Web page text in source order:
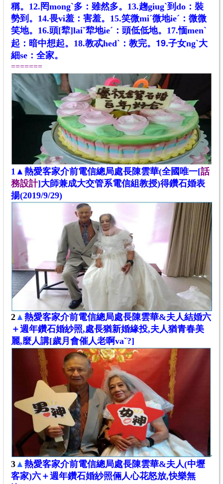
稱。 12.罔mongˋ多：雖然多。 13.趜giugˋ到do：裝
勢到。 14.畏vi羞：害羞。 15.笑微miˊ微地ieˊ：微微
笑地。 16.頭[犂]laiˇ犂地ieˊ：頭低低地。 17.愐menˋ
起：暗中想起。 18.教忒hedˋ：教完。 19.子女ngˋ大
細se：全家。
=======
1▲熱愛客家介前電信總局處長陳雲華(全國唯一[話
務設計]大師兼成大交管系電信組教授)得鑽石婚表
揚(2019/9/29)
2▲ 熱愛客家介前電信總局處長陳雲華&夫人結婚六
＋週年鑽石婚紗照,處長猶新婚緣投,夫人猶青春美
麗,麼人講[歲月會催人老啊vaˇ?]
3▲ 熱愛客家介前電信總局處長陳雲華&夫人(中壢
客家)六＋週年鑽石婚紗照倆人心花怒放,快樂無